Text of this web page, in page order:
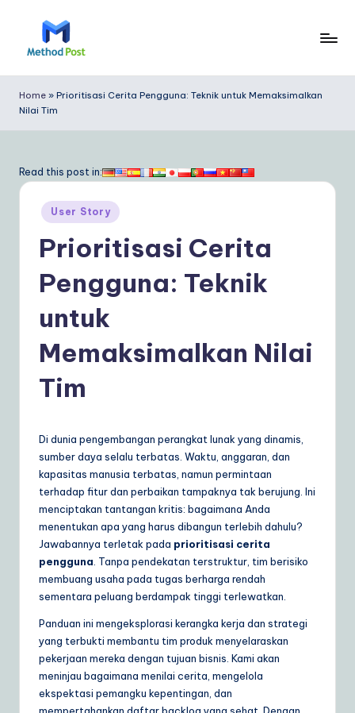
e
t
o
In
si
Y
o
D
ai
Home » Prioritisasi Cerita Pengguna: Teknik untuk Memaksimalkan
Nilai Tim
Read this post in:
Posted
in
User Story
Prioritisasi Cerita
Pengguna: Teknik
untuk
Memaksimalkan Nilai
Tim
Di dunia pengembangan perangkat lunak yang dinamis,
sumber daya selalu terbatas. Waktu, anggaran, dan
kapasitas manusia terbatas, namun permintaan
terhadap fitur dan perbaikan tampaknya tak berujung. Ini
menciptakan tantangan kritis: bagaimana Anda
menentukan apa yang harus dibangun terlebih dahulu?
Jawabannya terletak pada prioritisasi cerita
pengguna . Tanpa pendekatan terstruktur, tim berisiko
membuang usaha pada tugas berharga rendah
sementara peluang berdampak tinggi terlewatkan.
Panduan ini mengeksplorasi kerangka kerja dan strategi
yang terbukti membantu tim produk menyelaraskan
pekerjaan mereka dengan tujuan bisnis. Kami akan
meninjau bagaimana menilai cerita, mengelola
ekspektasi pemangku kepentingan, dan
mempertahankan daftar backlog yang sehat. Dengan